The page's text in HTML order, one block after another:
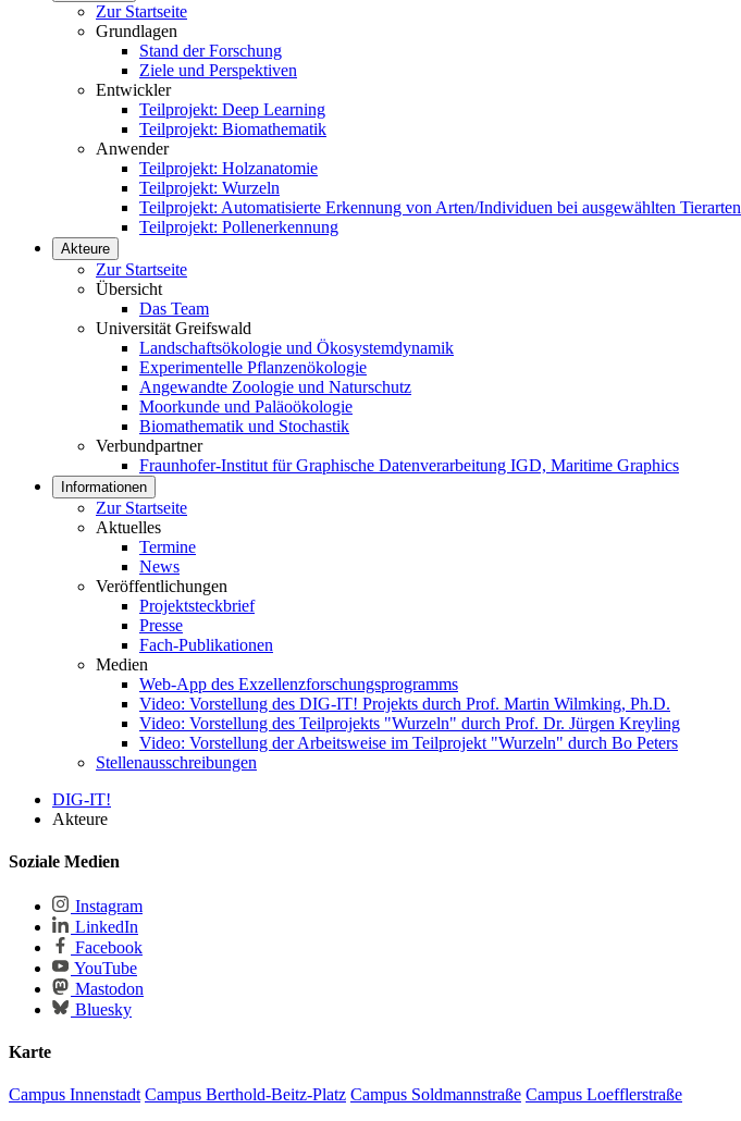
Zur Startseite
Grundlagen
Stand der Forschung
Ziele und Perspektiven
Entwickler
Teilprojekt: Deep Learning
Teilprojekt: Biomathematik
Anwender
Teilprojekt: Holzanatomie
Teilprojekt: Wurzeln
Teilprojekt: Automatisierte Erkennung von Arten/Individuen bei ausgewählten Tierarten
Teilprojekt: Pollenerkennung
Akteure
Zur Startseite
Übersicht
Das Team
Universität Greifswald
Landschaftsökologie und Ökosystemdynamik
Experimentelle Pflanzenökologie
Angewandte Zoologie und Naturschutz
Moorkunde und Paläoökologie
Biomathematik und Stochastik
Verbundpartner
Fraunhofer-Institut für Graphische Datenverarbeitung IGD, Maritime Graphics
Informationen
Zur Startseite
Aktuelles
Termine
News
Veröffentlichungen
Projektsteckbrief
Presse
Fach-Publikationen
Medien
Web-App des Exzellenzforschungsprogramms
Video: Vorstellung des DIG-IT! Projekts durch Prof. Martin Wilmking, Ph.D.
Video: Vorstellung des Teilprojekts "Wurzeln" durch Prof. Dr. Jürgen Kreyling
Video: Vorstellung der Arbeitsweise im Teilprojekt "Wurzeln" durch Bo Peters
Stellenausschreibungen
DIG-IT!
Akteure
Soziale Medien
Instagram
LinkedIn
Facebook
YouTube
Mastodon
Bluesky
Karte
Campus Innenstadt Campus Berthold-Beitz-Platz Campus Soldmannstraße Campus Loefflerstraße